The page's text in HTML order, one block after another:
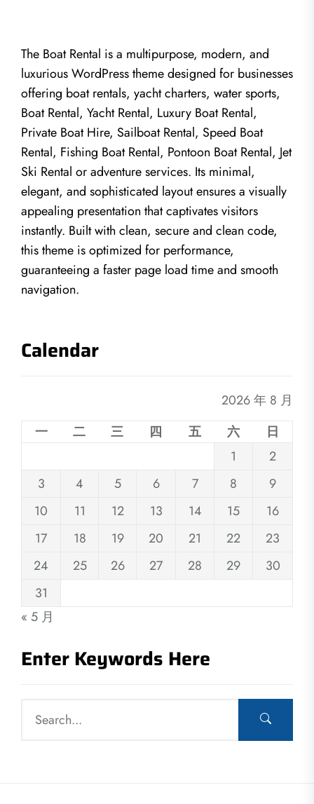
The Boat Rental is a multipurpose, modern, and
luxurious WordPress theme designed for businesses
offering boat rentals, yacht charters, water sports,
Boat Rental, Yacht Rental, Luxury Boat Rental,
Private Boat Hire, Sailboat Rental, Speed Boat
Rental, Fishing Boat Rental, Pontoon Boat Rental, Jet
Ski Rental or adventure services. Its minimal,
elegant, and sophisticated layout ensures a visually
appealing presentation that captivates visitors
instantly. Built with clean, secure and clean code,
this theme is optimized for performance,
guaranteeing a faster page load time and smooth
navigation.
Calendar
2026 年 8 月
一
二 三 四 五 六
日
1
2
3
4 5 6 7 8
9
10
11 12 13 14 15
16
17
18 19 20 21 22
23
24
25 26 27 28 29
30
31
« 5 月
Enter Keywords Here